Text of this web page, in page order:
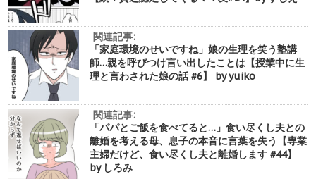
関連記事:
「家庭環境のせいですね」娘の生理を笑う塾講
師…親を呼びつけ言い出したことは【授業中に生
理と言わされた娘の話 #6】 by yuiko
関連記事:
「パパとご飯を食べてると…」食い尽くし夫との
離婚を考える母、息子の本音に言葉を失う【専業
主婦だけど、食い尽くし夫と離婚します #44】
by しろみ